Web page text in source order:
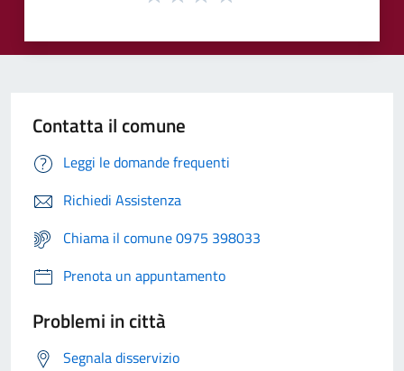
Contatta il comune
Leggi le domande frequenti
Richiedi Assistenza
Chiama il comune 0975 398033
Prenota un appuntamento
Problemi in città
Segnala disservizio